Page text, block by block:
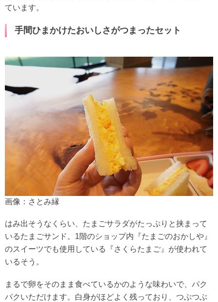
ています。
手間ひまかけたおいしさがつまったセット
画像：さとみ縁
はみ出そうなくらい、たまごサラダがたっぷりと挟まって
いるたまごサンド。1階のショップ内『たまごのおかしや』
のスイーツでも使用している『さくらたまご』が使われて
いるそう。
まるで卵をそのまま食べているかのような味わいで、パク
パクいただけます。白身がほどよく残っており、つぶつぶ